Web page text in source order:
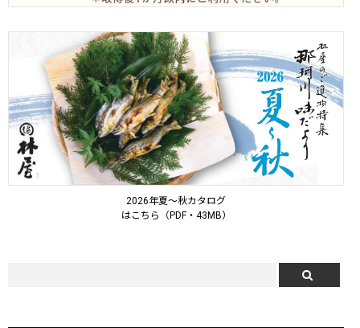
2026年夏～秋カタログ
はこちら（PDF・43MB）